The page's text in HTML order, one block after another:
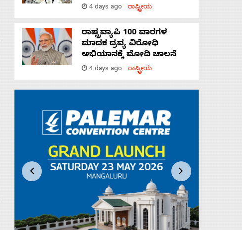
4 days ago ರಾಷ್ಟ್ರೀಯ
ರಾಷ್ಟ್ರವ್ಯಾಪಿ 100 ವಾರಗಳ
ಮಾದಕ ದ್ರವ್ಯ ವಿರೋಧಿ
ಅಭಿಯಾನಕ್ಕೆ ಮೋದಿ ಚಾಲನೆ
4 days ago ರಾಷ್ಟ್ರೀಯ